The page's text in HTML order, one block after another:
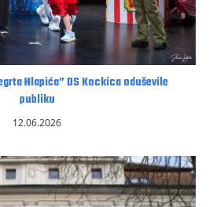
Hlapića” DS Kockica oduševile
publiku
12.06.2026